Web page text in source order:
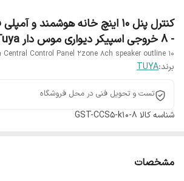
- 8 خروجی اسپیکر دیواری موس دار Tuya
10 Inch Tuya Central Control Panel 2zone 8ch speaker outline
برند:TUYA
تست و تحویل فنی در محل فروشگاه
شناسه کالا GST-CCS5-k10-8
مشخصات